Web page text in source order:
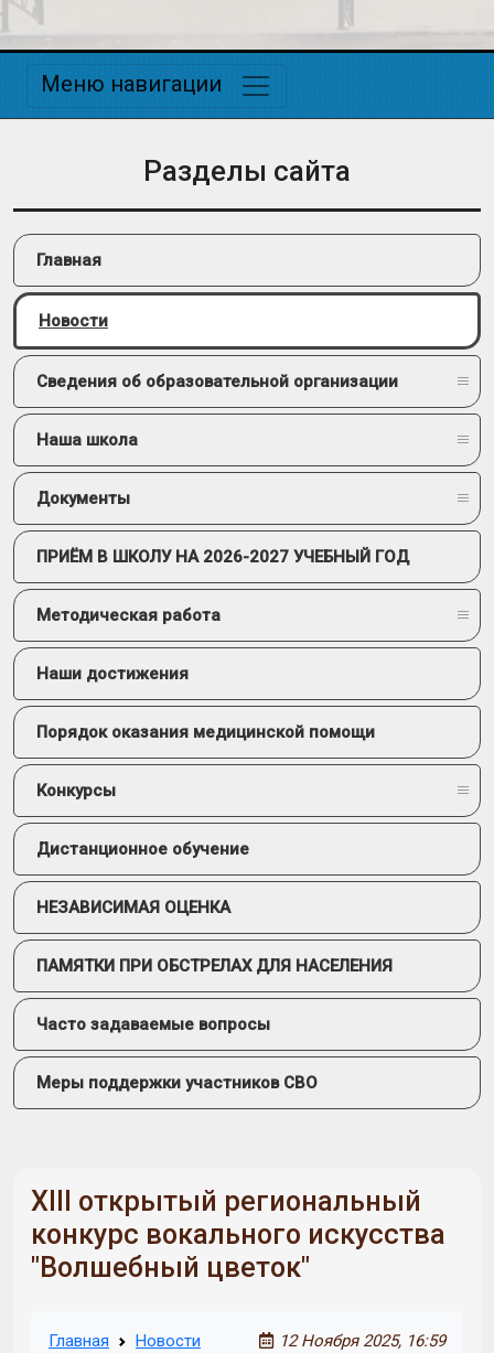
Меню навигации
Разделы сайта
Главная
Новости
Сведения об образовательной организации
Наша школа
Документы
ПРИЁМ В ШКОЛУ НА 2026-2027 УЧЕБНЫЙ ГОД
Методическая работа
Наши достижения
Порядок оказания медицинской помощи
Конкурсы
Дистанционное обучение
НЕЗАВИСИМАЯ ОЦЕНКА
ПАМЯТКИ ПРИ ОБСТРЕЛАХ ДЛЯ НАСЕЛЕНИЯ
Часто задаваемые вопросы
Меры поддержки участников СВО
XIII открытый региональный
конкурс вокального искусства
"Волшебный цветок"
Главная Новости 12 Ноября 2025, 16:59